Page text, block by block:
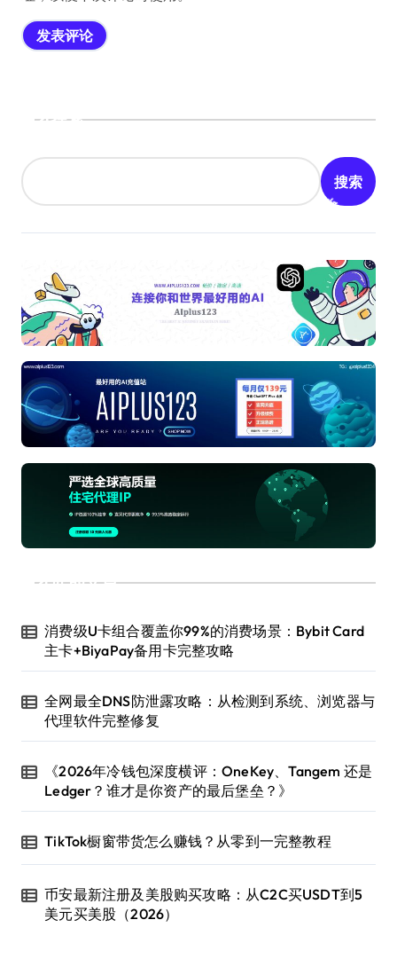
搜索
搜索
近期文章
消费级U卡组合覆盖你99%的消费场景：Bybit Card
主卡+BiyaPay备用卡完整攻略
全网最全DNS防泄露攻略：从检测到系统、浏览器与
代理软件完整修复
《2026年冷钱包深度横评：OneKey、Tangem 还是
Ledger？谁才是你资产的最后堡垒？》
TikTok橱窗带货怎么赚钱？从零到一完整教程
币安最新注册及美股购买攻略：从C2C买USDT到5
美元买美股（2026）